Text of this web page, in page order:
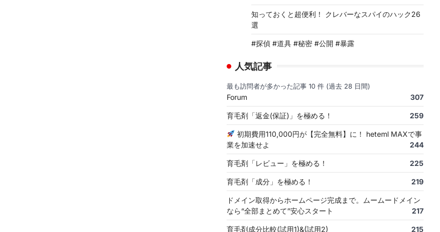
知っておくと超便利！ クレバーなスパイのハック26
選
#探偵 #道具 #秘密 #公開 #暴露
人気記事
最も訪問者が多かった記事 10 件 (過去 28 日間)
Forum 307
育毛剤「返金(保証)」を極める！ 259
初期費用110,000円が【完全無料】に！ heteml MAXで事
業を加速せよ
244
育毛剤「レビュー」を極める！ 225
育毛剤「成分」を極める！ 219
ドメイン取得からホームページ完成まで。ムームードメイン
なら“全部まとめて”安心スタート
217
育毛剤成分比較(試用1)&(試用2) 215